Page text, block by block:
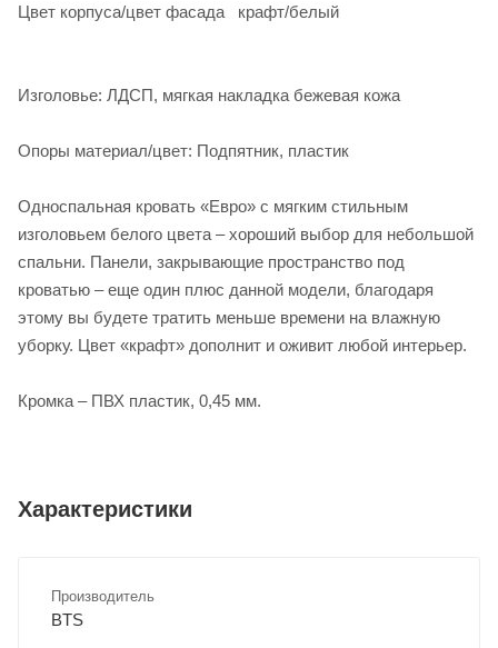
Цвет корпуса/цвет фасада крафт/белый
Изголовье: ЛДСП, мягкая накладка бежевая кожа
Опоры материал/цвет: Подпятник, пластик
Односпальная кровать «Евро» с мягким стильным
изголовьем белого цвета – хороший выбор для небольшой
спальни. Панели, закрывающие пространство под
кроватью – еще один плюс данной модели, благодаря
этому вы будете тратить меньше времени на влажную
уборку. Цвет «крафт» дополнит и оживит любой интерьер.
Кромка – ПВХ пластик, 0,45 мм.
Характеристики
Производитель
BTS